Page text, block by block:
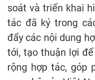
soát và triển khai
tác đã ký trong
đẩy các nội dung
tới, tạo thuận lợi
rộng hợp tác, góp